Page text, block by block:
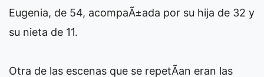
Eugenia, de 54, acompaÃ±ada por su hija de 32 y
su nieta de 11.
Otra de las escenas que se repetÃ­an eran las